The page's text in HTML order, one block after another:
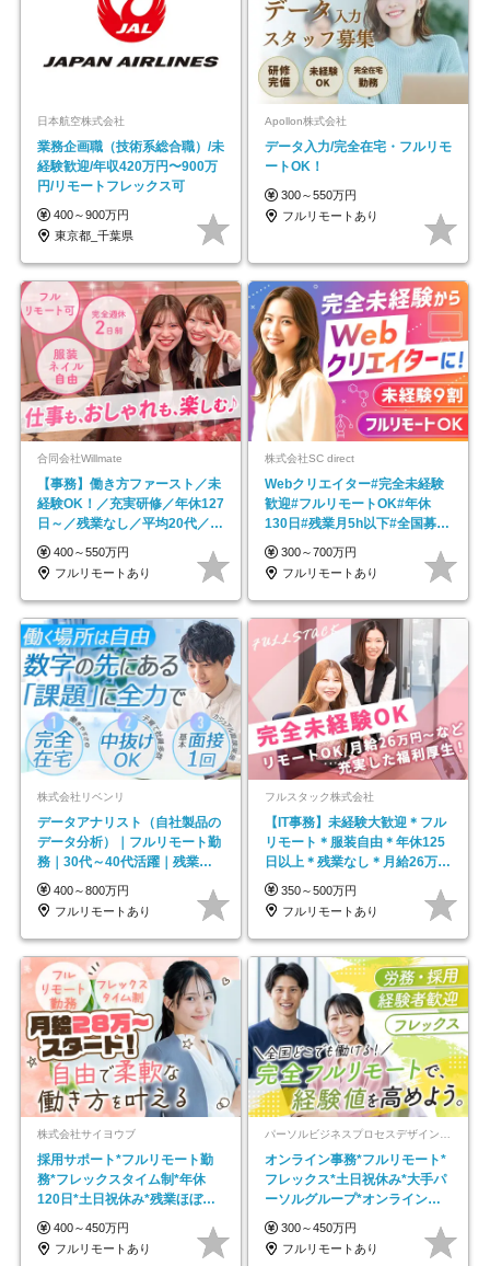
日本航空株式会社
業務企画職（技術系総合職）/未
経験歓迎/年収420万円〜900万
円/リモートフレックス可
400～900万円
東京都_千葉県
Apollon株式会社
データ入力/完全在宅・フルリモ
ートOK！
300～550万円
フルリモートあり
合同会社Willmate
【事務】働き方ファースト／未
経験OK！／充実研修／年休127
日～／残業なし／平均20代／リ
モートOK
400～550万円
フルリモートあり
株式会社SC direct
Webクリエイター#完全未経験
歓迎#フルリモートOK#年休
130日#残業月5h以下#全国募集
#最大1年の研修
300～700万円
フルリモートあり
株式会社リベンリ
データアナリスト（自社製品の
データ分析）｜フルリモート勤
務｜30代～40代活躍｜残業少
なめ｜子育て社員多数活躍
400～800万円
フルリモートあり
フルスタック株式会社
【IT事務】未経験大歓迎＊フル
リモート＊服装自由＊年休125
日以上＊残業なし＊月給26万円
以上
350～500万円
フルリモートあり
株式会社サイヨウブ
採用サポート*フルリモート勤
務*フレックスタイム制*年休
120日*土日祝休み*残業ほぼな
し*育児中社員8割以上
400～450万円
フルリモートあり
パーソルビジネスプロセスデザイン株式会社 事業開発本部
オンライン事務*フルリモート*
フレックス*土日祝休み*大手パ
ーソルグループ*オンライン面
接*30～40代活躍中
300～450万円
フルリモートあり